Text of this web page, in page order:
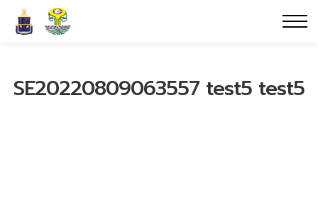
SE20220809063557 test5 test5